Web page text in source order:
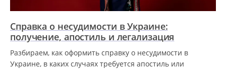
Справка о несудимости в Украине:
получение, апостиль и легализация
Разбираем, как оформить справку о несудимости в
Украине, в каких случаях требуется апостиль или